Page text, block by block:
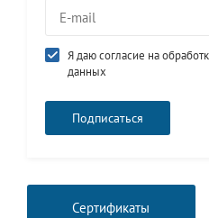
Я даю согласие на
данных
Сертификаты